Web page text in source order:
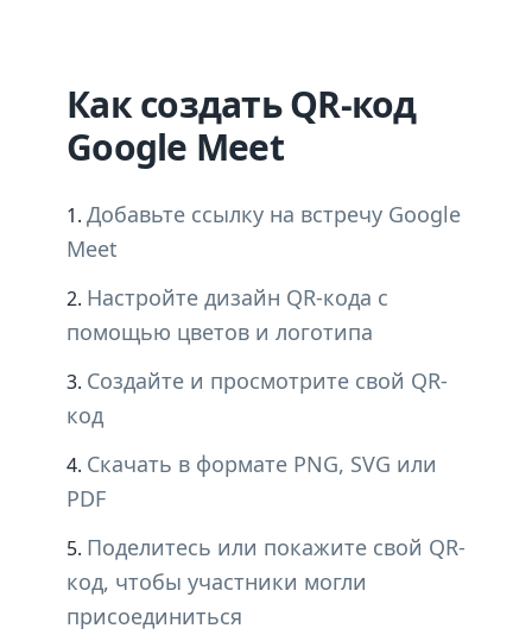
Как создать QR-код
Google Meet
Добавьте ссылку на встречу Google
Meet
Настройте дизайн QR-кода с
помощью цветов и логотипа
Создайте и просмотрите свой QR-
код
Скачать в формате PNG, SVG или
PDF
Поделитесь или покажите свой QR-
код, чтобы участники могли
присоединиться